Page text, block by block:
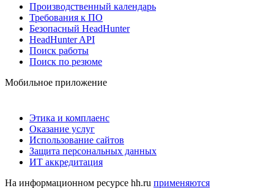
Производственный календарь
Требования к ПО
Безопасный HeadHunter
HeadHunter API
Поиск работы
Поиск по резюме
Мобильное приложение
Этика и комплаенс
Оказание услуг
Использование сайтов
Защита персональных данных
ИТ аккредитация
На информационном ресурсе hh.ru применяются